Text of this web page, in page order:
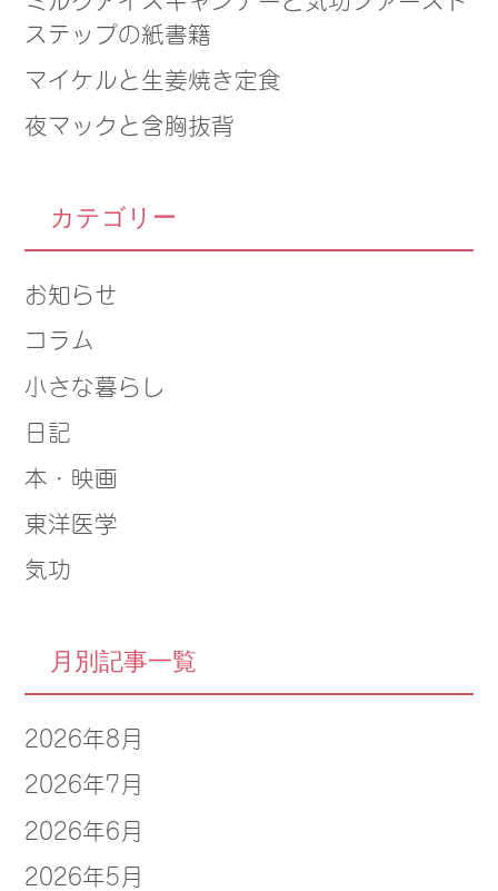
ステップの紙書籍
マイケルと生姜焼き定食
夜マックと含胸抜背
カテゴリー
お知らせ
コラム
小さな暮らし
日記
本・映画
東洋医学
気功
月別記事一覧
2026年8月
2026年7月
2026年6月
2026年5月